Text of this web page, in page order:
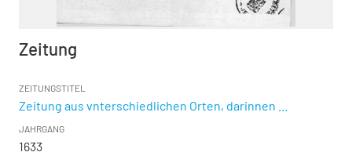
Zeitung
ZEITUNGSTITEL
Zeitung aus vnterschiedlichen Orten, darinnen ...
JAHRGANG
1633